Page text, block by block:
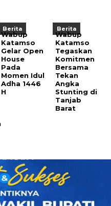
Berita
Wabup
Katamso
Gelar Open
House
Pada
Momen Idul
Adha 1446
H
Berita
Wabup
Katamso
Tegaskan
Komitmen
Bersama
Tekan
Angka
Stunting di
Tanjab
Barat